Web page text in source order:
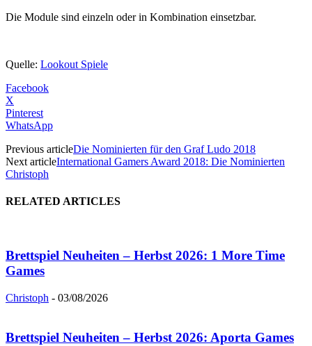
Die Module sind einzeln oder in Kombination einsetzbar.
Quelle: Lookout Spiele
Facebook
X
Pinterest
WhatsApp
Previous articleDie Nominierten für den Graf Ludo 2018
Next articleInternational Gamers Award 2018: Die Nominierten
Christoph
RELATED ARTICLES
Brettspiel Neuheiten – Herbst 2026: 1 More Time
Games
Christoph - 03/08/2026
Brettspiel Neuheiten – Herbst 2026: Aporta Games